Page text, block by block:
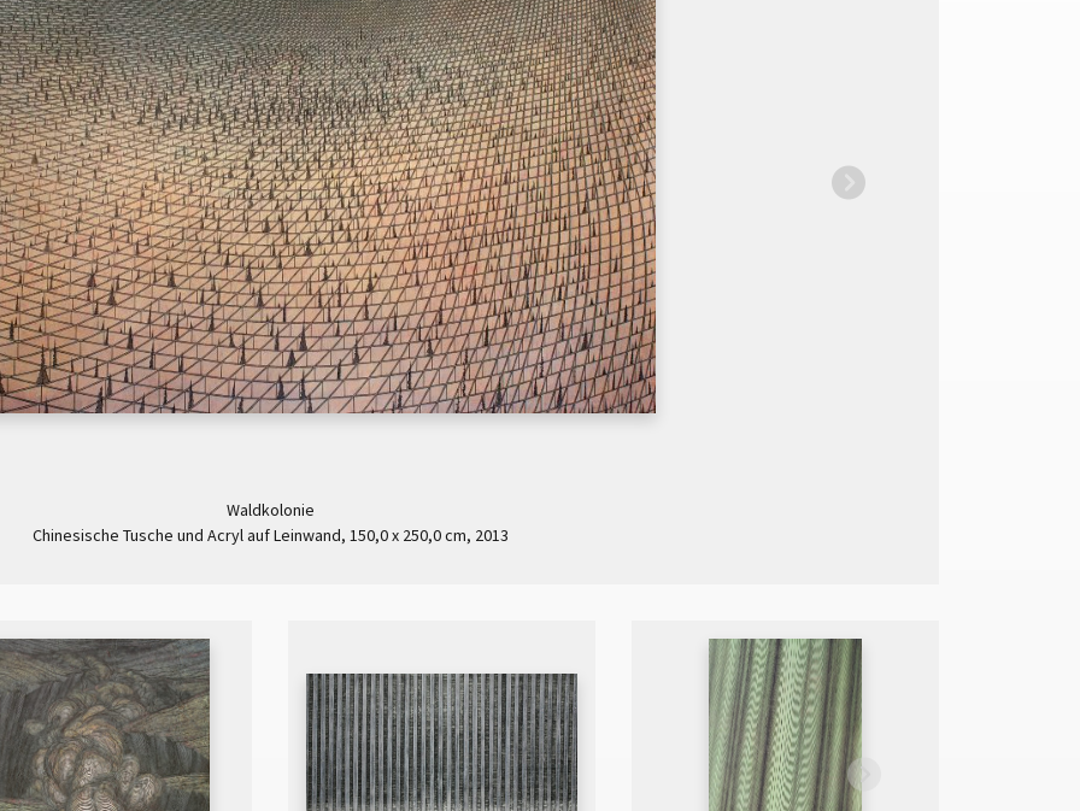
Waldkolonie
Chinesische Tusche und Acryl auf Leinwand, 150,0 x 250,0 cm, 2013